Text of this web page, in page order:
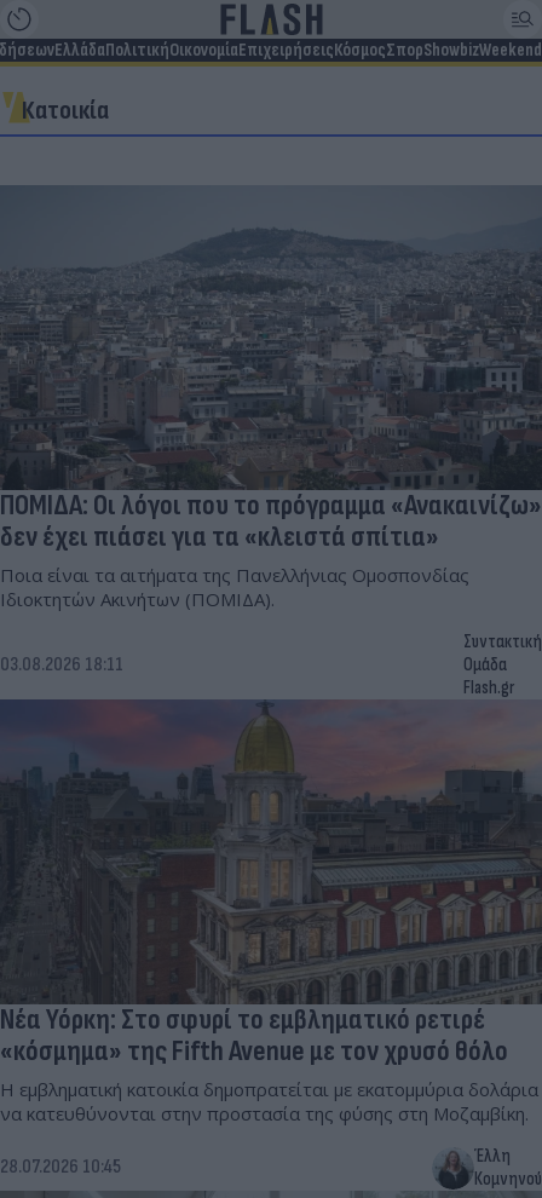
ΕλλάδαΠολιτικήΟικονομίαΕπιχειρήσειςΚόσμοςΣπορShowbizWeekend
Κατοικία
ΠΟΜΙΔΑ: Οι λόγοι που το πρόγραμμα «Ανακαινίζω»
δεν έχει πιάσει για τα «κλειστά σπίτια»
Ποια είναι τα αιτήματα της Πανελλήνιας Ομοσπονδίας
Ιδιοκτητών Ακινήτων (ΠΟΜΙΔΑ).
03.08.2026 18:11
Συντακτική
Ομάδα
Flash.gr
Νέα Υόρκη: Στο σφυρί το εμβληματικό ρετιρέ
«κόσμημα» της Fifth Avenue με τον χρυσό θόλο
Η εμβληματική κατοικία δημοπρατείται με εκατομμύρια δολάρια
να κατευθύνονται στην προστασία της φύσης στη Μοζαμβίκη.
28.07.2026 10:45
Έλλη
Κομνηνού